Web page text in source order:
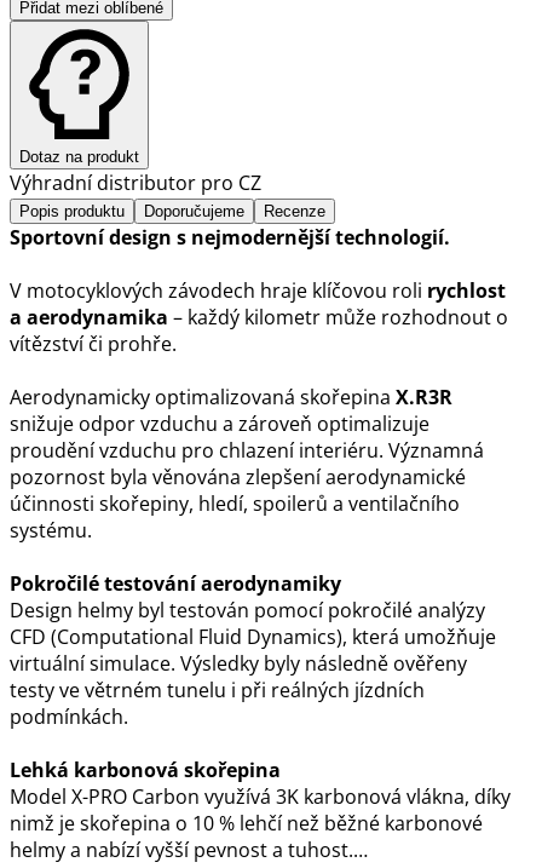
Přidat mezi oblíbené
Dotaz na produkt
Výhradní distributor pro CZ
Popis produktu Doporučujeme Recenze
Sportovní design s nejmodernější technologií.
V motocyklových závodech hraje klíčovou roli rychlost
a aerodynamika – každý kilometr může rozhodnout o
vítězství či prohře.
Aerodynamicky optimalizovaná skořepina X.R3R
snižuje odpor vzduchu a zároveň optimalizuje
proudění vzduchu pro chlazení interiéru. Významná
pozornost byla věnována zlepšení aerodynamické
účinnosti skořepiny, hledí, spoilerů a ventilačního
systému.
Pokročilé testování aerodynamiky
Design helmy byl testován pomocí pokročilé analýzy
CFD (Computational Fluid Dynamics), která umožňuje
virtuální simulace. Výsledky byly následně ověřeny
testy ve větrném tunelu i při reálných jízdních
podmínkách.
Lehká karbonová skořepina
Model X-PRO Carbon využívá 3K karbonová vlákna, díky
nimž je skořepina o 10 % lehčí než běžné karbonové
helmy a nabízí vyšší pevnost a tuhost.…